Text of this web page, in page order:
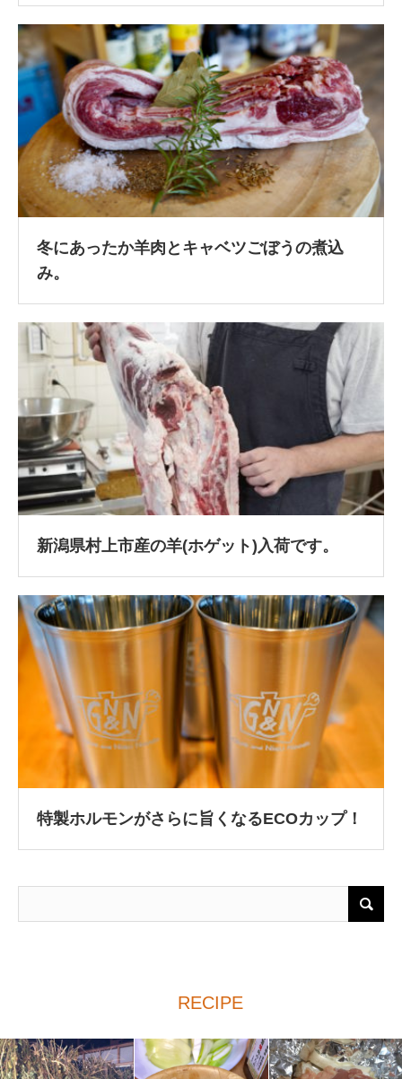
冬にあったか羊肉とキャベツごぼうの煮込
み。
新潟県村上市産の羊(ホゲット)入荷です。
特製ホルモンがさらに旨くなるECOカップ！
RECIPE